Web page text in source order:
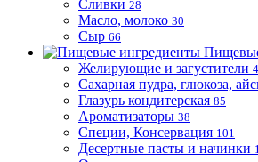
Сливки 28
Масло, молоко 30
Сыр 66
Желирующие и загустители
Сахарная пудра, глюкоза,
Глазурь кондитерская 85
Ароматизаторы 38
Специи, Консервация 101
Десертные пасты и начинки